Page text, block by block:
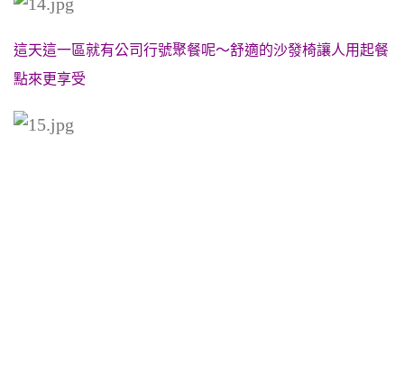
這天這一區就有公司行號聚餐呢～舒適的沙發椅讓人用起餐
點來更享受